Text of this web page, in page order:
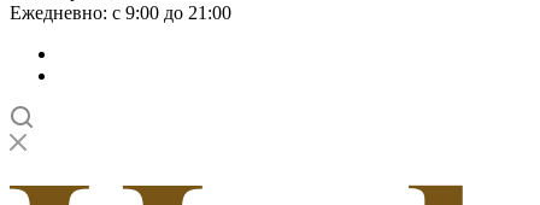
Ежедневно: с 9:00 до 21:00